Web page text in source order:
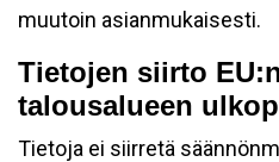
muutoin asianmukaisesti.
Tietojen siirto
talousalueen
Tietoja ei siirretä